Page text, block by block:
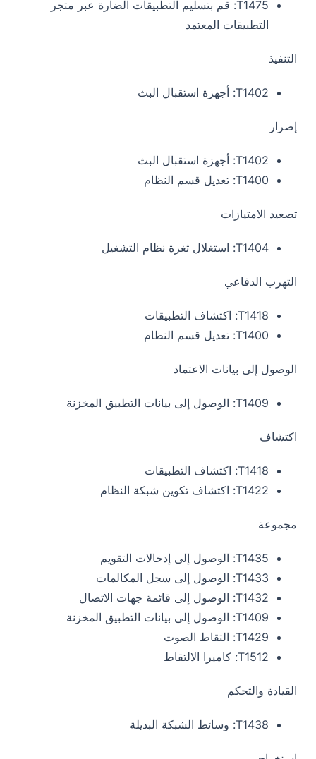
T1475: قم بتسليم التطبيقات الضارة عبر متجر
التطبيقات المعتمد
التنفيذ
T1402: أجهزة استقبال البث
إصرار
T1402: أجهزة استقبال البث
T1400: تعديل قسم النظام
تصعيد الامتيازات
T1404: استغلال ثغرة نظام التشغيل
التهرب الدفاعي
T1418: اكتشاف التطبيقات
T1400: تعديل قسم النظام
الوصول إلى بيانات الاعتماد
T1409: الوصول إلى بيانات التطبيق المخزنة
اكتشاف
T1418: اكتشاف التطبيقات
T1422: اكتشاف تكوين شبكة النظام
مجموعة
T1435: الوصول إلى إدخالات التقويم
T1433: الوصول إلى سجل المكالمات
T1432: الوصول إلى قائمة جهات الاتصال
T1409: الوصول إلى بيانات التطبيق المخزنة
T1429: التقاط الصوت
T1512: كاميرا الالتقاط
القيادة والتحكم
T1438: وسائط الشبكة البديلة